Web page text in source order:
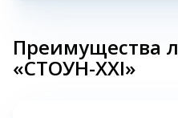
Преимущества
«СТОУН-XXI»